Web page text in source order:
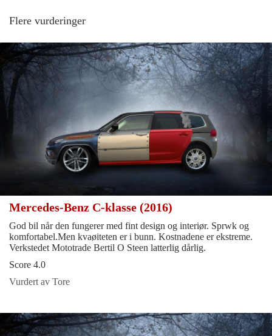
Flere vurderinger
Mercedes-Benz C-klasse (2016)
God bil når den fungerer med fint design og interiør. Sprwk og
komfortabel.Men kvaøiteten er i bunn. Kostnadene er ekstreme.
Verkstedet Mototrade Bertil O Steen latterlig dårlig.
Score 4.0
Vurdert av Tore